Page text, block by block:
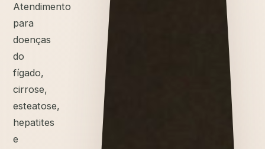
Atendimento
para
doenças
do
fígado,
cirrose,
esteatose,
hepatites
e